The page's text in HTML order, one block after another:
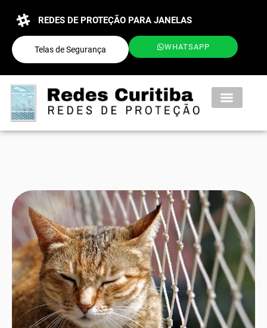
REDES DE PROTEÇÃO PARA JANELAS
Telas de Segurança WHATSAPP